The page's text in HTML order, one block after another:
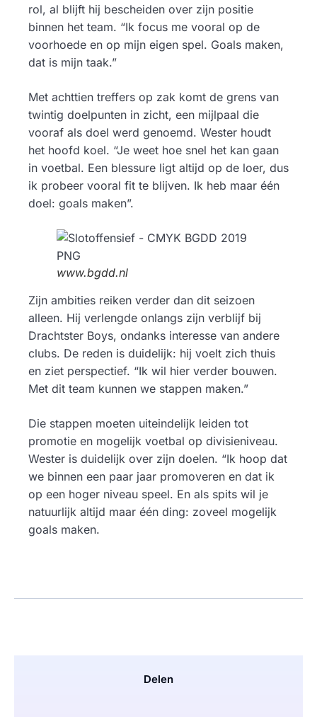
rol, al blijft hij bescheiden over zijn positie
binnen het team. “Ik focus me vooral op de
voorhoede en op mijn eigen spel. Goals maken,
dat is mijn taak.”
Met achttien treffers op zak komt de grens van
twintig doelpunten in zicht, een mijlpaal die
vooraf als doel werd genoemd. Wester houdt
het hoofd koel. “Je weet hoe snel het kan gaan
in voetbal. Een blessure ligt altijd op de loer, dus
ik probeer vooral fit te blijven. Ik heb maar één
doel: goals maken”.
www.bgdd.nl
Zijn ambities reiken verder dan dit seizoen
alleen. Hij verlengde onlangs zijn verblijf bij
Drachtster Boys, ondanks interesse van andere
clubs. De reden is duidelijk: hij voelt zich thuis
en ziet perspectief. “Ik wil hier verder bouwen.
Met dit team kunnen we stappen maken.”
Die stappen moeten uiteindelijk leiden tot
promotie en mogelijk voetbal op divisieniveau.
Wester is duidelijk over zijn doelen. “Ik hoop dat
we binnen een paar jaar promoveren en dat ik
op een hoger niveau speel. En als spits wil je
natuurlijk altijd maar één ding: zoveel mogelijk
goals maken.
Delen